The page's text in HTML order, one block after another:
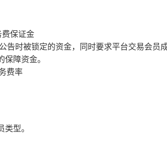
费保证金
告时被锁定的资金，同时要求平台交易会员
障资金。
费率
型。